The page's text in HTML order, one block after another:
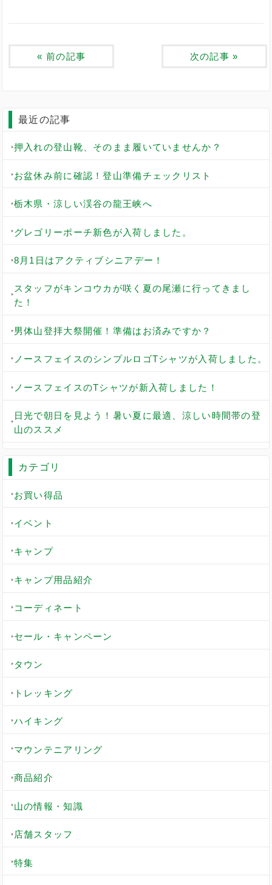
« 前の記事 次の記事 »
最近の記事
押入れの登山靴、そのまま履いていませんか？
お盆休み前に確認！登山準備チェックリスト
栃木県・涼しい渓谷の龍王峡へ
グレゴリーポーチ新色が入荷しました。
8月1日はアクティブシニアデー！
スタッフがキンコウカが咲く夏の尾瀬に行ってきまし
た！
男体山登拝大祭開催！準備はお済みですか？
ノースフェイスのシンプルロゴTシャツが入荷しました。
ノースフェイスのTシャツが新入荷しました！
日光で朝日を見よう！暑い夏に最適、涼しい時間帯の登
山のススメ
カテゴリ
お買い得品
イベント
キャンプ
キャンプ用品紹介
コーディネート
セール・キャンペーン
タウン
トレッキング
ハイキング
マウンテニアリング
商品紹介
山の情報・知識
店舗スタッフ
特集